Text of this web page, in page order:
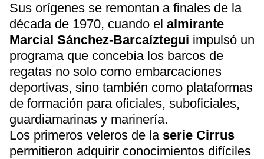
Sus orígenes se remontan a finales de la
década de 1970, cuando el almirante
Marcial Sánchez-Barcaíztegui impulsó un
programa que concebía los barcos de
regatas no solo como embarcaciones
deportivas, sino también como plataformas
de formación para oficiales, suboficiales,
guardiamarinas y marinería.
Los primeros veleros de la serie Cirrus
permitieron adquirir conocimientos difíciles